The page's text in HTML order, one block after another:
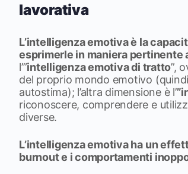
lavorativa
L’intelligenza emotiva è la
esprimerle in maniera pertinente
l’”intelligenza emotiva di tratto”,
del proprio mondo emotivo
autostima); l’altra dimensione è l’
riconoscere, comprendere e
diverse.
L’intelligenza emotiva ha un
burnout e i comportamenti